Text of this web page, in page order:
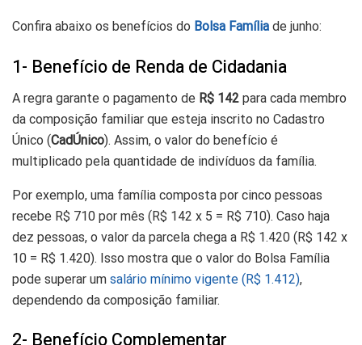
Confira abaixo os benefícios do Bolsa Família de junho:
1- Benefício de Renda de Cidadania
A regra garante o pagamento de R$ 142 para cada membro
da composição familiar que esteja inscrito no Cadastro
Único (CadÚnico). Assim, o valor do benefício é
multiplicado pela quantidade de indivíduos da família.
Por exemplo, uma família composta por cinco pessoas
recebe R$ 710 por mês (R$ 142 x 5 = R$ 710). Caso haja
dez pessoas, o valor da parcela chega a R$ 1.420 (R$ 142 x
10 = R$ 1.420). Isso mostra que o valor do Bolsa Família
pode superar um salário mínimo vigente (R$ 1.412),
dependendo da composição familiar.